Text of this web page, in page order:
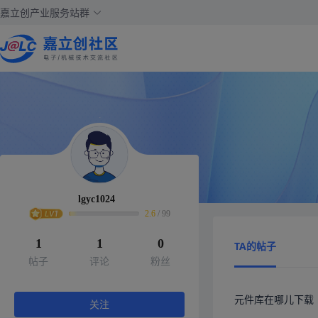
嘉立创产业服务站群
lgyc1024
2.6 / 99
1
帖子
1
评论
0
粉丝
关注
TA的帖子
元件库在哪儿下载